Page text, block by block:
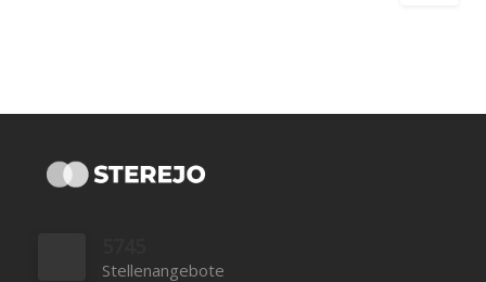
Stellenangebote